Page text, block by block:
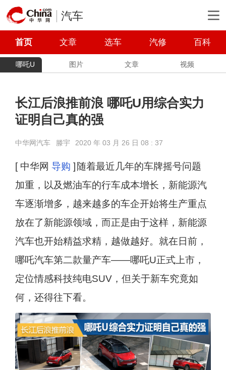
汽车
首页 文章 选车 汽修 百科
哪吒U 图片 文章 视频
长江后浪推前浪 哪吒U用综合实力
证明自己真的强
中华网汽车 滕宇 2020 年 03 月 26 日 08 : 37
[ 中华网 导购 ] 随着最近几年的车牌摇号问题
加重，以及燃油车的行车成本增长，新能源汽
车逐渐增多，越来越多的车企开始将生产重点
放在了新能源领域，而正是由于这样，新能源
汽车也开始精益求精，越做越好。就在日前，
哪吒汽车第二款量产车——哪吒U正式上市，
定位情感科技纯电SUV，但关于新车究竟如
何，还得往下看。